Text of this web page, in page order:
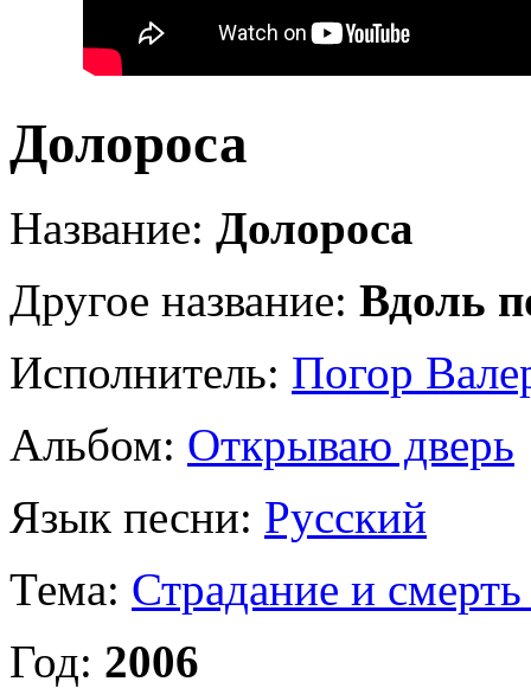
Долороса
Название: Долороса
Другое название: Вдоль
Исполнитель: Погор
Альбом: Открываю дверь
Язык песни: Русский
Тема: Страдание и
Год: 2006